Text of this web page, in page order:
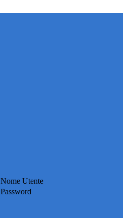
Nome Utente
Password